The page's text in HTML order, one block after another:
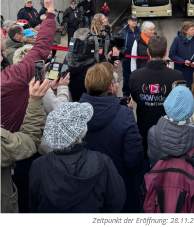
Zeitpunkt der Eröffnung: